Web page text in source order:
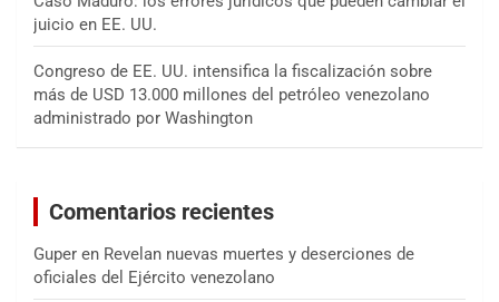
juicio en EE. UU.
Congreso de EE. UU. intensifica la fiscalización sobre
más de USD 13.000 millones del petróleo venezolano
administrado por Washington
Comentarios recientes
Guper en Revelan nuevas muertes y deserciones de
oficiales del Ejército venezolano